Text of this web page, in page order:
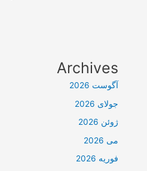
Archives
آگوست 2026
جولای 2026
ژوئن 2026
می 2026
فوریه 2026